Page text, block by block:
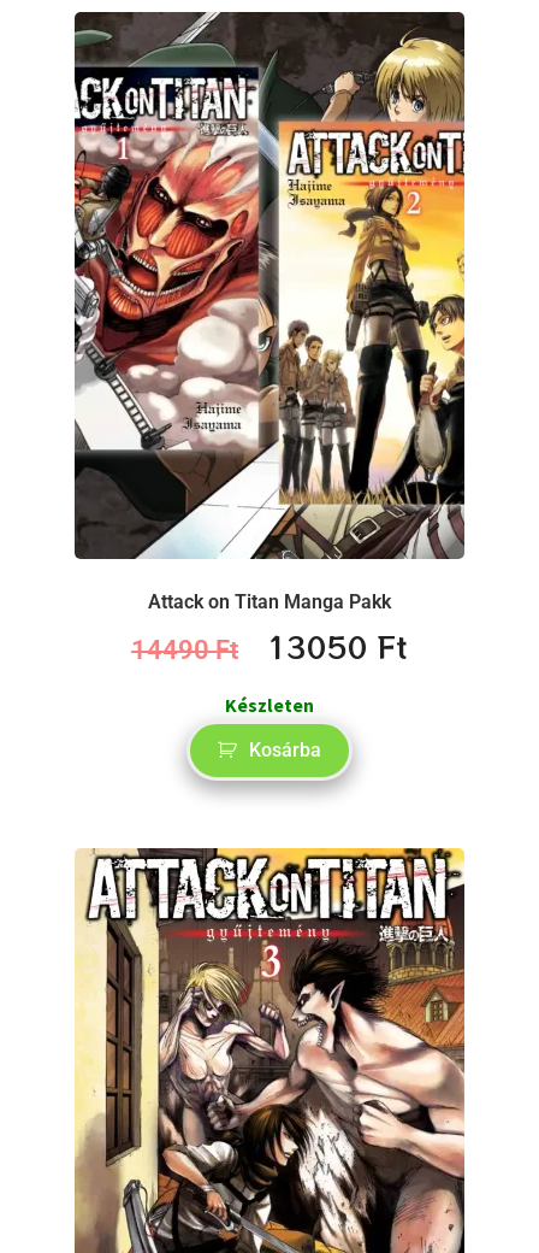
Attack on Titan Manga Pakk
14490Ft 13050 Ft
Készleten
Kosárba